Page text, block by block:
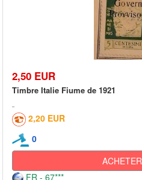
2,50 EUR
Timbre Italie Fiume de 1921
2,20 EUR
0
ACHETER
FR - 67***